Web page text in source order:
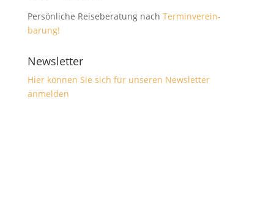
Per­sön­liche Reise­ber­atung nach Ter­min­vere­in­
barung!
Newsletter
Hier kön­nen Sie sich für unseren Newslet­ter
anmelden